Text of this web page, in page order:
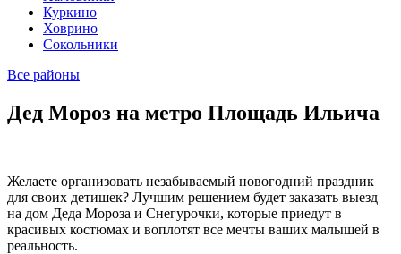
Куркино
Ховрино
Сокольники
Все районы
Дед Мороз на метро Площадь Ильича
Желаете организовать незабываемый новогодний праздник
для своих детишек? Лучшим решением будет заказать выезд
на дом Деда Мороза и Снегурочки, которые приедут в
красивых костюмах и воплотят все мечты ваших малышей в
реальность.